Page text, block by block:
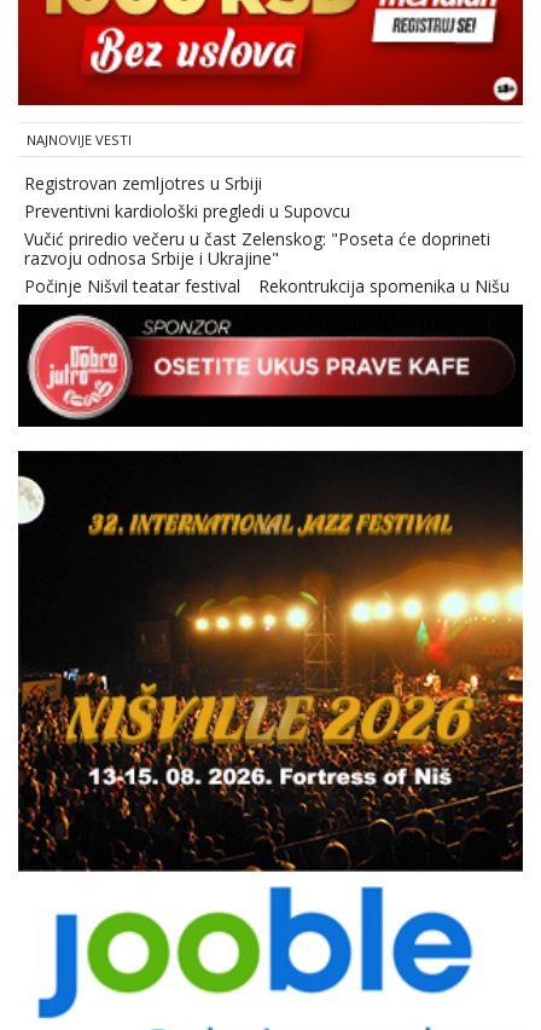
NAJNOVIJE VESTI
Registrovan zemljotres u Srbiji
Preventivni kardiološki pregledi u Supovcu
Vučić priredio večeru u čast Zelenskog: "Poseta će doprineti
razvoju odnosa Srbije i Ukrajine"
Počinje Nišvil teatar festival
Rekontrukcija spomenika u Nišu